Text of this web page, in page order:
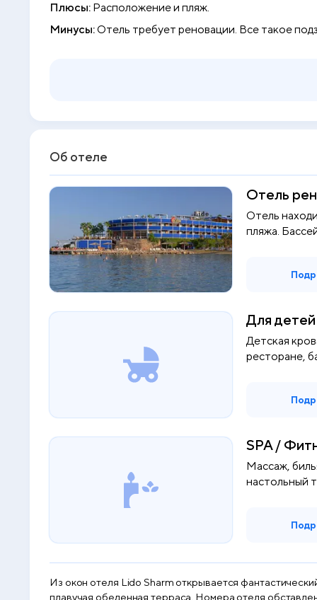
Плюсы: Расположение и пляж.
Минусы:Отель требует реновации. Все такое
Об отеле
Отель
Отель
пляжа.
Для детей
Детская
ресторане,
SPA /
Массаж,
настольный
Из окон отеля Lido Sharm открывается
плавучая обеденная терраса. Номера отеля обставлены современной мебелью. Пол выложен плиткой. В числе удобств кондиционер и балкон с панорамным видом на море. В